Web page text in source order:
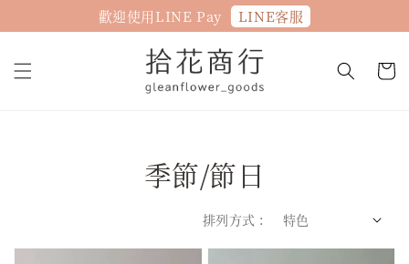
歡迎使用LINE Pay LINE客服
季節/節日
排列方式 :